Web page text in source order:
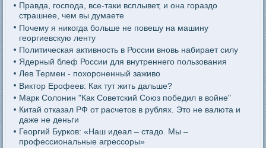
Правда, господа, все-таки всплывет, и она гораздо
страшнее, чем вы думаете
Почему я никогда больше не повешу на машину
георгиевскую ленту
Политическая активность в России вновь набирает силу
Ядерный блеф России для внутреннего пользования
Лев Термен - похороненный заживо
Виктор Ерофеев: Как тут жить дальше?
Марк Солонин "Как Советский Союз победил в войне"
Китай отказал РФ от расчетов в рублях. Это не валюта и
даже не деньги
Георгий Бурков: «Наш идеал – стадо. Мы –
профессиональные агрессоры»